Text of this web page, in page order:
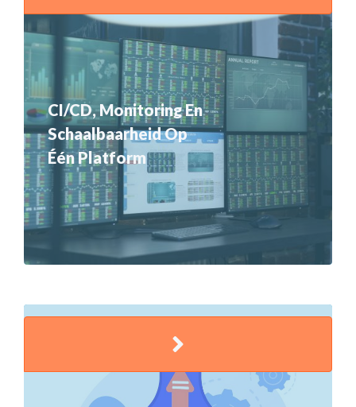
CI/CD, Monitoring En
Schaalbaarheid Op
Één Platform